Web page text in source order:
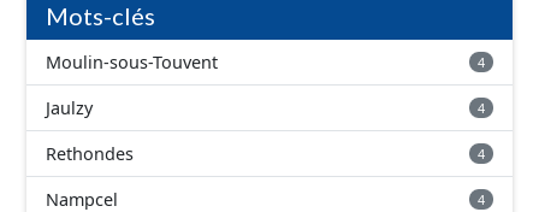
Mots-clés
Moulin-sous-Touvent 4
Jaulzy 4
Rethondes 4
Nampcel 4